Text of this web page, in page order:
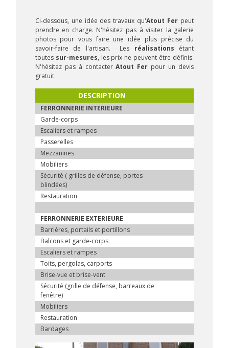
Ci-dessous, une idée des travaux qu'Atout Fer peut
prendre en charge. N'hésitez pas à visiter la galerie
photos pour vous faire une idée plus précise du
savoir-faire de l'artisan. Les réalisations étant
toutes sur-mesures, les prix ne peuvent être définis.
N'hésitez pas à contacterAtout Fer pour un devis
gratuit.
DESCRIPTION
FERRONNERIE INTERIEURE
Garde-corps
Escaliers et rampes
Passerelles
Mezzanines
Mobiliers
Sécurité ( grilles de défense, portes
blindées)
Restauration
FERRONNERIE EXTERIEURE
Barrières, portails et portillons
Balcons et garde-corps
Escaliers et rampes
Toits, pergolas, carports
Brise-vue et brise-vent
Sécurité (grille de défense, barreaux de
fenêtre)
Mobiliers
Restauration
Bardages